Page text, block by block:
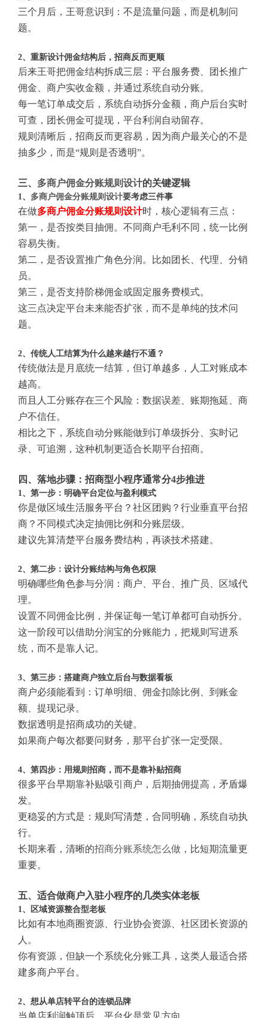
三个月后，王哥意识到：不是流量问题，而是机制问
题。
2、重新设计佣金结构后，招商反而更顺
后来王哥把佣金结构拆成三层：平台服务费、团长推广
佣金、商户实收金额，并通过系统自动分账。
每一笔订单成交后，系统自动拆分金额，商户后台实时
可查，团长佣金可提现，平台利润自动留存。
规则清晰后，招商反而更容易，因为商户最关心的不是
抽多少，而是“规则是否透明”。
三、 多商户佣金分账规则设计的关键逻辑
1、 多商户佣金分账规则设计要考虑三件事
在做多商户佣金分账规则设计时，核心逻辑有三点：
第一，是否按类目抽佣。不同商户毛利不同，统一比例
容易失衡。
第二，是否设置推广角色分润。比如团长、代理、分销
员。
第三，是否支持阶梯佣金或固定服务费模式。
这三点决定平台未来能否扩张，而不是单纯的技术问
题。
2、传统人工结算为什么越来越行不通？
传统做法是月底统一结算，但订单越多，人工对账成本
越高。
而且人工分账存在三个风险：数据误差、账期拖延、商
户不信任。
相比之下，系统自动分账能做到订单级拆分、实时记
录、可追溯，这种机制更适合长期平台招商。
四、落地步骤：招商型小程序通常分4步推进
1、第一步：明确平台定位与盈利模式
你是做区域生活服务平台？社区团购？行业垂直平台招
商？不同模式决定抽佣比例和分账层级。
建议先算清楚平台服务费结构，再谈技术搭建。
2、第二步：设计分账结构与角色权限
明确哪些角色参与分润：商户、平台、推广员、区域代
理。
设置不同佣金比例，并保证每一笔订单都可自动拆分。
这一阶段可以借助分润宝的分账能力，把规则写进系
统，而不是靠人记。
3、第三步：搭建商户独立后台与数据看板
商户必须能看到：订单明细、佣金扣除比例、到账金
额、提现记录。
数据透明是招商成功的关键。
如果商户每次都要问财务，那平台扩张一定受限。
4、第四步：用规则招商，而不是靠补贴招商
很多平台早期靠补贴吸引商户，后期抽佣提高，矛盾爆
发。
更稳妥的方式是：规则写清楚，合同明确，系统自动执
行。
长期来看，清晰的招商分账系统怎么做 ，比短期流量更
重要。
五、适合做商户入驻小程序的几类实体老板
1、区域资源整合型老板
比如有本地商圈资源、行业协会资源、社区团长资源的
人。
你有资源，但缺一个系统化分账工具，这类人最适合搭
建多商户平台。
2、想从单店转平台的连锁品牌
当单店利润触顶后，平台化是常见方向。